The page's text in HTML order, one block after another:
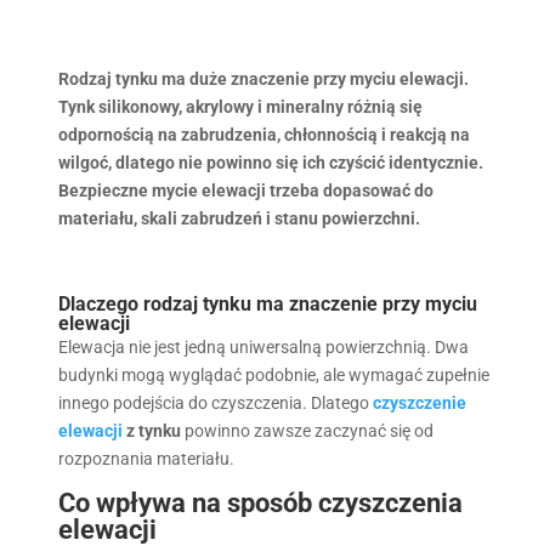
Rodzaj tynku ma duże znaczenie przy myciu elewacji.
Tynk silikonowy, akrylowy i mineralny różnią się
odpornością na zabrudzenia, chłonnością i reakcją na
wilgoć, dlatego nie powinno się ich czyścić identycznie.
Bezpieczne mycie elewacji trzeba dopasować do
materiału, skali zabrudzeń i stanu powierzchni.
Dlaczego rodzaj tynku ma znaczenie przy myciu
elewacji
Elewacja nie jest jedną uniwersalną powierzchnią. Dwa
budynki mogą wyglądać podobnie, ale wymagać zupełnie
innego podejścia do czyszczenia. Dlategoczyszczenie
elewacji z tynku powinno zawsze zaczynać się od
rozpoznania materiału.
Co wpływa na sposób czyszczenia
elewacji